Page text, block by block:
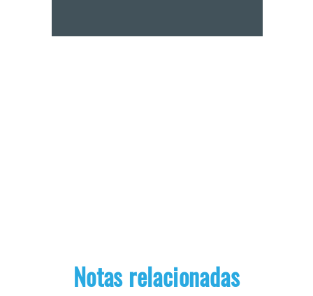
Notas relacionadas